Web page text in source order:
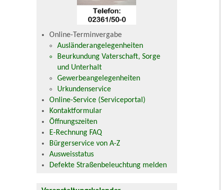
Online-Terminvergabe
Ausländerangelegenheiten
Beurkundung Vaterschaft, Sorge
und Unterhalt
Gewerbeangelegenheiten
Urkundenservice
Online-Service (Serviceportal)
Kontaktformular
Öffnungszeiten
E-Rechnung FAQ
Bürgerservice von A-Z
Ausweisstatus
Defekte Straßenbeleuchtung melden